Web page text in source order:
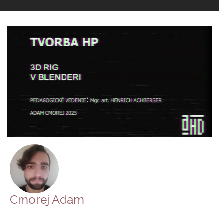
Cmorej Adam